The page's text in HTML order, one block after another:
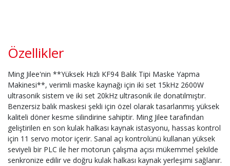
Özellikler
Ming Jilee'nin **Yüksek Hızlı KF94 Balık Tipi Maske Yapma
Makinesi**, verimli maske kaynağı için iki set 15kHz 2600W
ultrasonik sistem ve iki set 20kHz ultrasonik ile donatılmıştır.
Benzersiz balık maskesi şekli için özel olarak tasarlanmış yüksek
kaliteli döner kesme silindirine sahiptir. Ming Jilee tarafından
geliştirilen en son kulak halkası kaynak istasyonu, hassas kontrol
için 11 servo motor içerir. Sanal açı kontrolünü kullanan yüksek
seviyeli bir PLC ile her motorun çalışma açısı mükemmel şekilde
senkronize edilir ve doğru kulak halkası kaynak yerleşimi sağlanır.